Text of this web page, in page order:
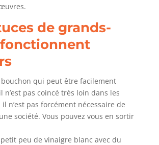
de grands-
bouchon qui peut être facilement
n’est pas coincé très loin dans les
n’est pas forcément nécessaire de
société. Vous pouvez vous en sortir
peu de vinaigre blanc avec du